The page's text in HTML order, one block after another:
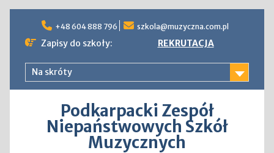
content
+48 604 888 796 szkola@muzyczna.com.pl
Zapisy do szkoły: REKRUTACJA
Na skróty
Podkarpacki Zespół
Niepaństwowych Szkół
Muzycznych